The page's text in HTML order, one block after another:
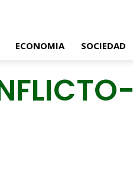
ECONOMIA SOCIEDAD